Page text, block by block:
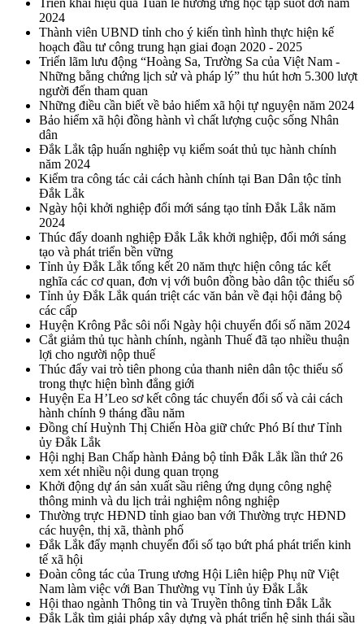
Triển khai hiệu quả Tuần lễ hưởng ứng học tập suốt đời năm
2024
Thành viên UBND tỉnh cho ý kiến tình hình thực hiện kế
hoạch đầu tư công trung hạn giai đoạn 2020 - 2025
Triển lãm lưu động “Hoàng Sa, Trường Sa của Việt Nam -
Những bằng chứng lịch sử và pháp lý” thu hút hơn 5.300 lượt
người đến tham quan
Những điều cần biết về bảo hiểm xã hội tự nguyện năm 2024
Bảo hiểm xã hội đồng hành vì chất lượng cuộc sống Nhân
dân
Đắk Lắk tập huấn nghiệp vụ kiểm soát thủ tục hành chính
năm 2024
Kiểm tra công tác cải cách hành chính tại Ban Dân tộc tỉnh
Đắk Lắk
Ngày hội khởi nghiệp đổi mới sáng tạo tỉnh Đắk Lắk năm
2024
Thúc đẩy doanh nghiệp Đắk Lắk khởi nghiệp, đổi mới sáng
tạo và phát triển bền vững
Tỉnh ủy Đắk Lắk tổng kết 20 năm thực hiện công tác kết
nghĩa các cơ quan, đơn vị với buôn đồng bào dân tộc thiểu số
Tỉnh ủy Đắk Lắk quán triệt các văn bản về đại hội đảng bộ
các cấp
Huyện Krông Pắc sôi nổi Ngày hội chuyển đổi số năm 2024
Cắt giảm thủ tục hành chính, ngành Thuế đã tạo nhiều thuận
lợi cho người nộp thuế
Thúc đẩy vai trò tiên phong của thanh niên dân tộc thiểu số
trong thực hiện bình đẳng giới
Huyện Ea H’Leo sơ kết công tác chuyển đổi số và cải cách
hành chính 9 tháng đầu năm
Đồng chí Huỳnh Thị Chiến Hòa giữ chức Phó Bí thư Tỉnh
ủy Đắk Lắk
Hội nghị Ban Chấp hành Đảng bộ tỉnh Đắk Lắk lần thứ 26
xem xét nhiều nội dung quan trọng
Khởi động dự án sản xuất sầu riêng ứng dụng công nghệ
thông minh và du lịch trải nghiệm nông nghiệp
Thường trực HĐND tỉnh giao ban với Thường trực HĐND
các huyện, thị xã, thành phố
Đắk Lắk đẩy mạnh chuyển đổi số tạo bứt phá phát triển kinh
tế xã hội
Đoàn công tác của Trung ương Hội Liên hiệp Phụ nữ Việt
Nam làm việc với Ban Thường vụ Tỉnh ủy Đắk Lắk
Hội thao ngành Thông tin và Truyền thông tỉnh Đắk Lắk
Đắk Lắk tìm giải pháp xây dựng và phát triển hệ sinh thái sầu